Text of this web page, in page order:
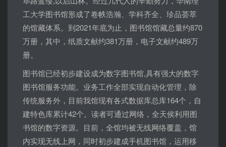
工大学图书馆形成了卷帙浩瀚、学科齐全、珍品荟萃
的馆藏体系。到2021年底为止，图书馆馆藏总量约870
万册，其中，纸质文献约381万册，电子文献约489万
册。
图书馆已经初步建设成为数字图书馆,具有强大的数字
图书馆服务功能。业务工作全部实现自动化管理，除
传统服务外，目前我馆现有各式数据库总库164个，自
建特色库累计42个。读者可通过网络，全天侯利用图
书馆的数字资源。目前，全馆均被无线网络覆盖，馆
内实现无线上网，同时初步建成手机图书馆，运用移